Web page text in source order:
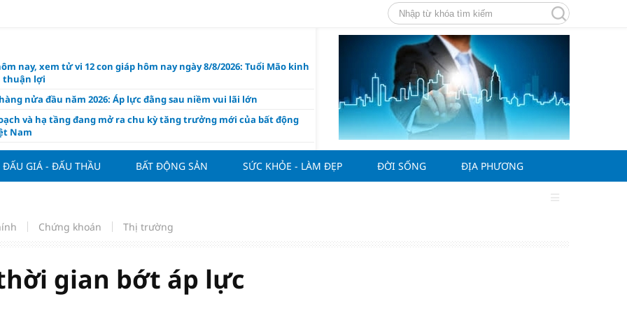
nay, xem tử vi 12 con giáp hôm nay ngày 8/8/2026: Tuổi Mão kinh
thuận lợi
nửa đầu năm 2026: Áp lực đằng sau niềm vui lãi lớn
và hạ tầng đang mở ra chu kỳ tăng trưởng mới của bất động
Nam
giảm 30% thuế cho hộ, cá nhân kinh doanh, doanh nghiệp thu
tỷ đồng
hôm nay 7/8: Thị trường lặng sóng
trẻ quốc tế xem Phú Quốc là “thiên đường lập nghiệp”
vụ Rodri mở đường cho Man Utd sở hữu tiền vệ báu vật của
thức đối với tham vọng công nghệ của Đông Nam Á
ĐẤU GIÁ - ĐẤU THẦU BẤT ĐỘNG SẢN SỨC KHỎE - LÀM ĐẸP ĐỜI SỐNG ĐỊA PHƯƠNG
Chứng khoán Thị trường
gian bớt áp lực